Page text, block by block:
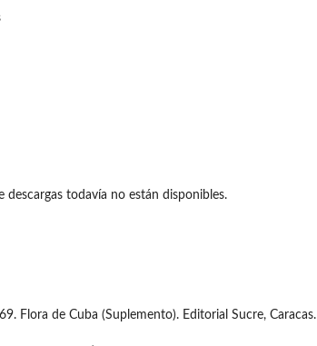
descargas todavía no están disponibles.
Flora de Cuba (Suplemento). Editorial Sucre, Caracas.